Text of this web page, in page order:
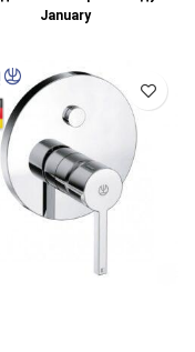
January